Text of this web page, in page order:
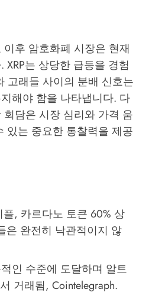
후 암호화폐 시장은 현재
는 상당한 급등을 경험
고래들 사이의 분배 신호는
해야 함을 나타냅니다. 다
담은 시장 심리와 가격 움
있는 중요한 통찰력을 제공
플, 카르다노 토큰 60% 상
은 완전히 낙관적이지 않
인 수준에 도달하며 알트
거래됨, Cointelegraph.